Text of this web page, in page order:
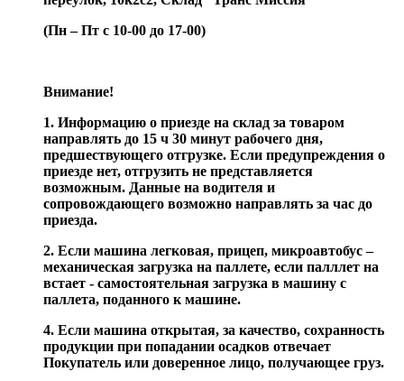
(Пн – Пт с 10-00 до 17-00)
Внимание!
1. Информацию о приезде на склад за товаром
направлять до 15 ч 30 минут рабочего дня,
предшествующего отгрузке. Если предупреждения о
приезде нет, отгрузить не представляется
возможным. Данные на водителя и
сопровождающего возможно направлять за час до
приезда.
2. Если машина легковая, прицеп, микроавтобус –
механическая загрузка на паллете, если палллет на
встает - самостоятельная загрузка в машину с
паллета, поданного к машине.
4. Если машина открытая, за качество, сохранность
продукции при попадании осадков отвечает
Покупатель или доверенное лицо, получающее груз.